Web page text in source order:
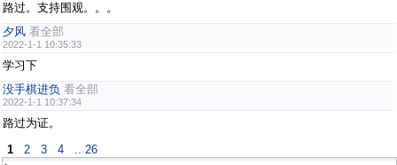
路过。支持围观。。。
夕风 看全部
2022-1-1 10:35:33
学习下
没手棋进负 看全部
2022-1-1 10:37:34
路过为证。
1
2 3 4 .. 26